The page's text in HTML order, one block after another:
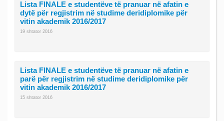
Lista FINALE e studentëve të pranuar në afatin e
dytë për regjistrim në studime deridiplomike për
vitin akademik 2016/2017
19 shtator 2016
Lista FINALE e studentëve të pranuar në afatin e
parë për regjistrim në studime deridiplomike për
vitin akademik 2016/2017
15 shtator 2016